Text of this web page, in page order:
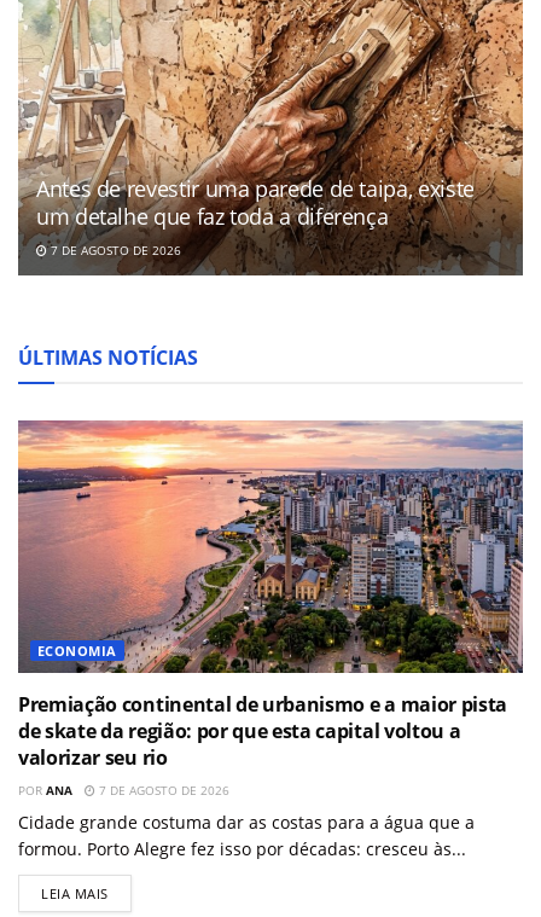
Antes de revestir uma parede de taipa, existe
um detalhe que faz toda a diferença
7 DE AGOSTO DE 2026
ÚLTIMAS NOTÍCIAS
ECONOMIA
Premiação continental de urbanismo e a maior pista
de skate da região: por que esta capital voltou a
valorizar seu rio
POR ANA 7 DE AGOSTO DE 2026
Cidade grande costuma dar as costas para a água que a
formou. Porto Alegre fez isso por décadas: cresceu às...
LEIA MAIS